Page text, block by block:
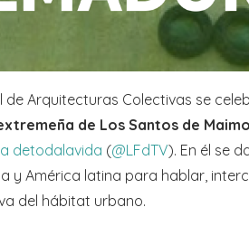
Arquitecturas Colectivas se
de Los Santos de
detodalavida (@LFdTV). En él se
y América latina para hablar,
del hábitat urbano.